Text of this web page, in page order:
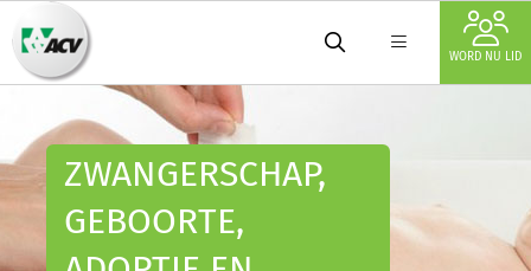
WORD NU LID
ZWANGERSCHAP,
GEBOORTE,